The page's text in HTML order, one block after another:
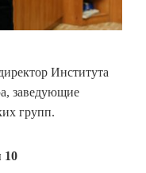
Института
заведующие
групп.
10